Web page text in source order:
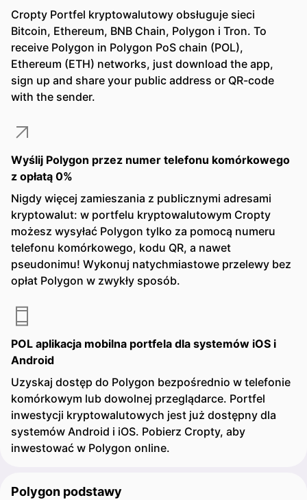
Cropty Portfel kryptowalutowy obsługuje sieci
Bitcoin, Ethereum, BNB Chain, Polygon i Tron. To
receive Polygon in Polygon PoS chain (POL),
Ethereum (ETH) networks, just download the app,
sign up and share your public address or QR-code
with the sender.
Wyślij Polygon przez numer telefonu komórkowego
z opłatą 0%
Nigdy więcej zamieszania z publicznymi adresami
kryptowalut: w portfelu kryptowalutowym Cropty
możesz wysyłać Polygon tylko za pomocą numeru
telefonu komórkowego, kodu QR, a nawet
pseudonimu! Wykonuj natychmiastowe przelewy bez
opłat Polygon w zwykły sposób.
POL aplikacja mobilna portfela dla systemów iOS i
Android
Uzyskaj dostęp do Polygon bezpośrednio w telefonie
komórkowym lub dowolnej przeglądarce. Portfel
inwestycji kryptowalutowych jest już dostępny dla
systemów Android i iOS. Pobierz Cropty, aby
inwestować w Polygon online.
Polygon podstawy